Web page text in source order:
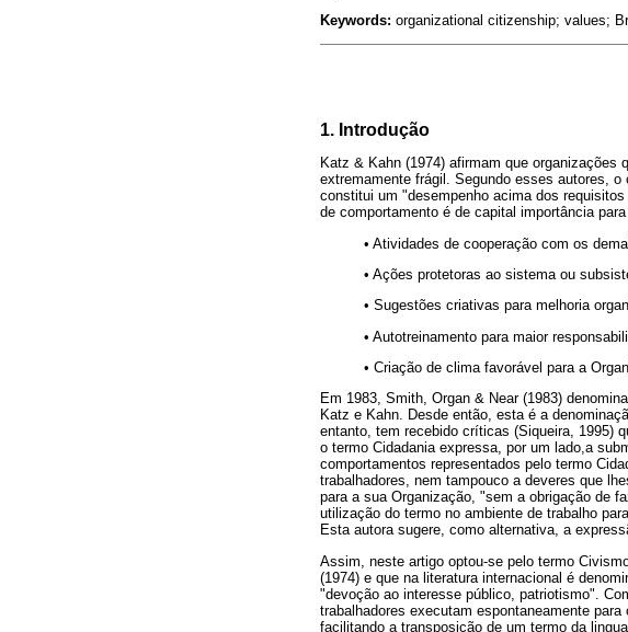
Keywords: organizational citizenship; values;
1. Introdução
Katz & Kahn (1974) afirmam que
extremamente frágil. Segundo esses autores,
constitui um "desempenho acima dos
de comportamento é de capital importância
• Atividades de cooperação com os
• Ações protetoras ao sistema ou
• Sugestões criativas para melhoria
• Autotreinamento para maior
• Criação de clima favorável para a
Em 1983, Smith, Organ & Near (1983)
Katz e Kahn. Desde então, esta é a
entanto, tem recebido críticas (Siqueira, 1995)
o termo Cidadania expressa, por um lado,a
comportamentos representados pelo termo
trabalhadores, nem tampouco a deveres que
para a sua Organização, "sem a obrigação de
utilização do termo no ambiente de trabalho
Esta autora sugere, como alternativa, a
Assim, neste artigo optou-se pelo termo
(1974) e que na literatura internacional é
"devoção ao interesse público, patriotismo".
trabalhadores executam espontaneamente
facilitando a transposição de um termo da